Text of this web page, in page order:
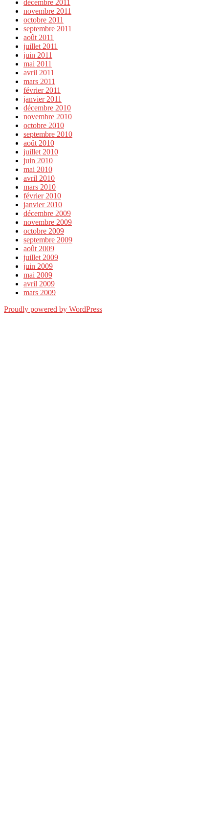
décembre 2011
novembre 2011
octobre 2011
septembre 2011
août 2011
juillet 2011
juin 2011
mai 2011
avril 2011
mars 2011
février 2011
janvier 2011
décembre 2010
novembre 2010
octobre 2010
septembre 2010
août 2010
juillet 2010
juin 2010
mai 2010
avril 2010
mars 2010
février 2010
janvier 2010
décembre 2009
novembre 2009
octobre 2009
septembre 2009
août 2009
juillet 2009
juin 2009
mai 2009
avril 2009
mars 2009
Proudly powered by WordPress